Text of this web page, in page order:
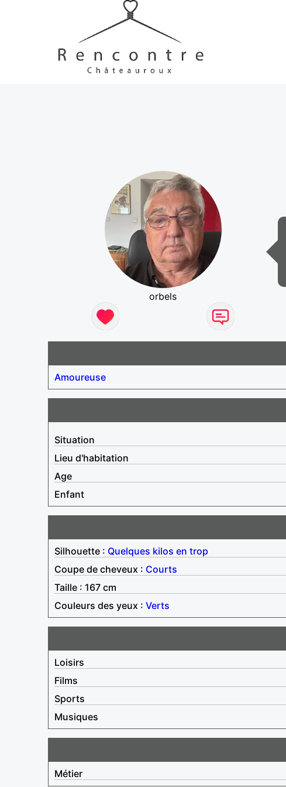
orbels
Amoureuse
Situation
Lieu d'habitation
Age
Enfant
Silhouette : Quelques kilos en trop
Coupe de cheveux : Courts
Taille : 167 cm
Couleurs des yeux : Verts
Loisirs
Films
Sports
Musiques
Métier